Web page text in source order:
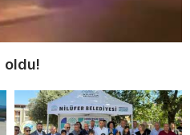
oldu!